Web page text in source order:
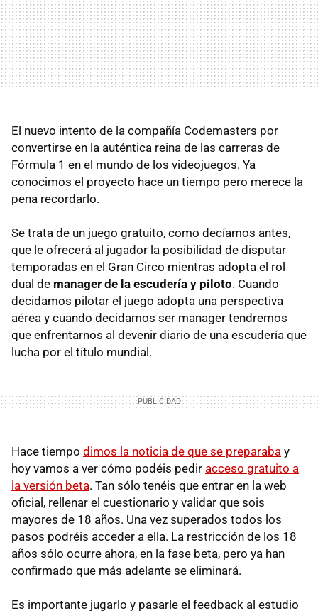
El nuevo intento de la compañía Codemasters por
convertirse en la auténtica reina de las carreras de
Fórmula 1 en el mundo de los videojuegos. Ya
conocimos el proyecto hace un tiempo pero merece la
pena recordarlo.
Se trata de un juego gratuito, como decíamos antes,
que le ofrecerá al jugador la posibilidad de disputar
temporadas en el Gran Circo mientras adopta el rol
dual de manager de la escudería y piloto. Cuando
decidamos pilotar el juego adopta una perspectiva
aérea y cuando decidamos ser manager tendremos
que enfrentarnos al devenir diario de una escudería que
lucha por el título mundial.
Hace tiempo dimos la noticia de que se preparaba y
hoy vamos a ver cómo podéis pedir acceso gratuito a
la versión beta. Tan sólo tenéis que entrar en la web
oficial, rellenar el cuestionario y validar que sois
mayores de 18 años. Una vez superados todos los
pasos podréis acceder a ella. La restricción de los 18
años sólo ocurre ahora, en la fase beta, pero ya han
confirmado que más adelante se eliminará.
Es importante jugarlo y pasarle el feedback al estudio